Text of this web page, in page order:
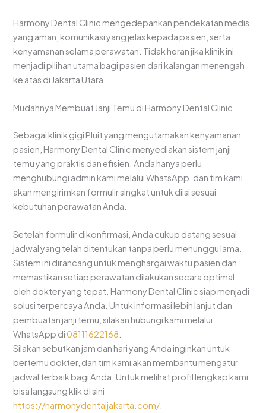
Harmony Dental Clinic mengedepankan pendekatan medis
yang aman, komunikasi yang jelas kepada pasien, serta
kenyamanan selama perawatan. Tidak heran jika klinik ini
menjadi pilihan utama bagi pasien dari kalangan menengah
ke atas di Jakarta Utara.
Mudahnya Membuat Janji Temu di Harmony Dental Clinic
Sebagai klinik gigi Pluit yang mengutamakan kenyamanan
pasien, Harmony Dental Clinic menyediakan sistem janji
temu yang praktis dan efisien. Anda hanya perlu
menghubungi admin kami melalui WhatsApp, dan tim kami
akan mengirimkan formulir singkat untuk diisi sesuai
kebutuhan perawatan Anda.
Setelah formulir dikonfirmasi, Anda cukup datang sesuai
jadwal yang telah ditentukan tanpa perlu menunggu lama.
Sistem ini dirancang untuk menghargai waktu pasien dan
memastikan setiap perawatan dilakukan secara optimal
oleh dokter yang tepat. Harmony Dental Clinic siap menjadi
solusi terpercaya Anda. Untuk informasi lebih lanjut dan
pembuatan janji temu, silakan hubungi kami melalui
WhatsApp di08111622168
Silakan sebutkan jam dan hari yang Anda inginkan untuk
bertemu dokter, dan tim kami akan membantu mengatur
jadwal terbaik bagi Anda. Untuk melihat profil lengkap kami
bisa langsung klik di sini
https://harmonydentaljakarta.com/